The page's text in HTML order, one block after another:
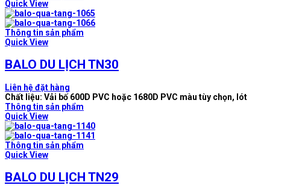
Quick View
Thông tin sản phẩm
Quick View
BALO DU LỊCH TN30
Liên hệ đặt hàng
Chất liệu: Vải bố 600D PVC hoặc 1680D PVC màu tùy chọn, lót
Thông tin sản phẩm
Quick View
Thông tin sản phẩm
Quick View
BALO DU LỊCH TN29